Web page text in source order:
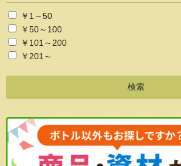
￥1～50
￥50～100
￥101～200
￥201～